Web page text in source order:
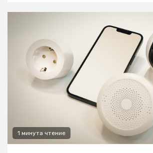
1 минута чтение